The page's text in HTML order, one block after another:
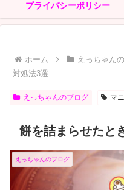
プライバシーポリシー
ホーム えっちゃん
対処法3選
えっちゃんのブログ マ
餅を詰まらせたと
えっちゃんのブログ